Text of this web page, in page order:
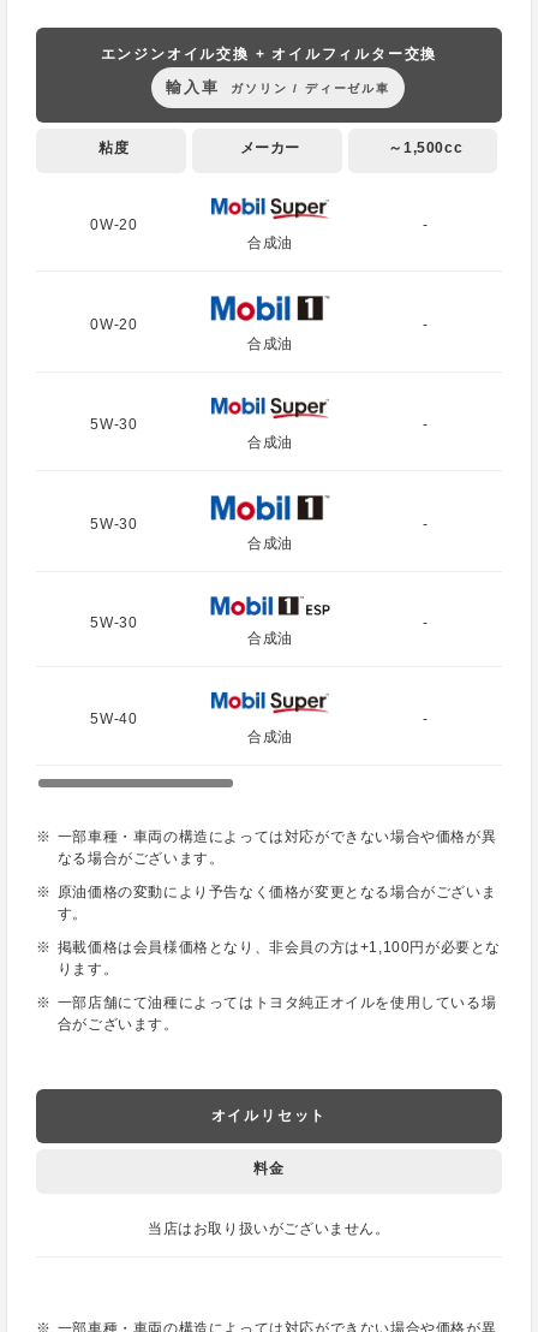
エンジンオイル交換 + オイルフィルター交換
輸入車 ガソリン / ディーゼル車
粘度 メーカー ～1,500cc
0W-20
合成油
-
0W-20
合成油
-
5W-30
合成油
-
5W-30
合成油
-
5W-30
合成油
-
5W-40
合成油
-
一部車種・車両の構造によっては対応ができない場合や価格が異
なる場合がございます。
原油価格の変動により予告なく価格が変更となる場合がございま
す。
掲載価格は会員様価格となり、非会員の方は+1,100円が必要とな
ります。
一部店舗にて油種によってはトヨタ純正オイルを使用している場
合がございます。
オイルリセット
料金
当店はお取り扱いがございません。
一部車種・車両の構造によっては対応ができない場合や価格が異